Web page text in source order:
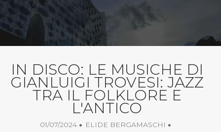
IN DISCO: LE MUSICHE DI
GIANLUIGI TROVESI: JAZZ
TRA IL FOLKLORE E
L'ANTICO
01/07/2024 ELIDE BERGAMASCHI